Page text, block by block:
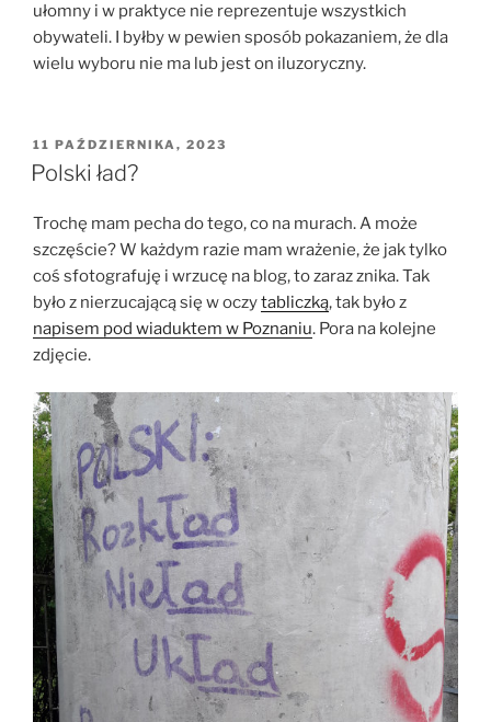
ułomny i w praktyce nie reprezentuje wszystkich
obywateli. I byłby w pewien sposób pokazaniem, że dla
wielu wyboru nie ma lub jest on iluzoryczny.
OPUBLIKOWANE
W
11 PAŹDZIERNIKA, 2023
Polski ład?
Trochę mam pecha do tego, co na murach. A może
szczęście? W każdym razie mam wrażenie, że jak tylko
coś sfotografuję i wrzucę na blog, to zaraz znika. Tak
było z nierzucającą się w oczytabliczką, tak było z
napisem pod wiaduktem w Poznaniu. Pora na kolejne
zdjęcie.